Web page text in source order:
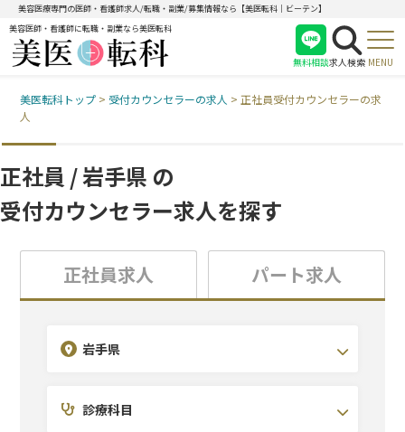
美容医療専門の医師・看護師求人/転職・副業/募集情報なら【美医転科｜ビーテン】
美容医師・看護師に転職・副業なら美医転科
無料相談
医師
求人検索 MENU
美医転科トップ > 受付カウンセラーの求人 >正社員受付カウンセラーの求
人
正社員 / 岩手県 の
受付カウンセラー求人を探す
正社員求人 パート求人
岩手県
エリアを選択(複数選択可)
関東
北陸・甲信越
診療科目
診療科目を選択(複数選択可)
形成外科
皮膚科
こだわり条件を選択(複数選択可)
休日120日~
研修充実